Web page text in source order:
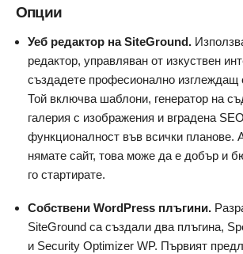
Опции
Уеб редактор на SiteGround.
редактор, управляван от изкуствен
създадете професионално изглеждащ
Той включва шаблони, генератор на
галерия с изображения и вградена SEO
функционалност във всички планове.
нямате сайт, това може да е добър и
го стартирате.
Собствени WordPress плъгини.
SiteGround са създали два плъгина,
и Security Optimizer WP. Първият